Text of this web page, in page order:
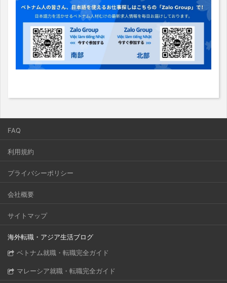
FAQ
利用規約
プライバシーポリシー
会社概要
サイトマップ
海外転職・アジア生活ブログ
ベトナム就職・転職完全ガイド
マレーシア就職・転職完全ガイド